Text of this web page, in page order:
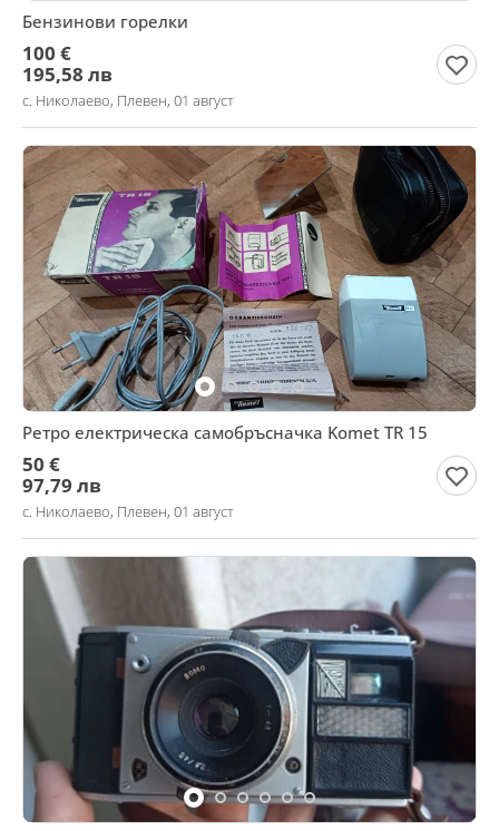
Бензинови горелки
100 €
195,58 лв
с. Николаево, Плевен, 01 август
Ретро електрическа самобръсначка Komet TR 15
50 €
97,79 лв
с. Николаево, Плевен, 01 август